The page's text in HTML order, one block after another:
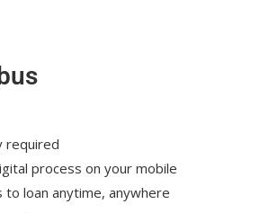
required
process on your mobile
to loan anytime, anywhere